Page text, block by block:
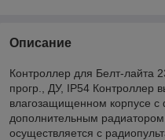
Описание
Контроллер для Белт-лайта
прогр., ДУ, IP54 Контроллер
влагозащищенном корпусе
дополнительным
осуществляется с